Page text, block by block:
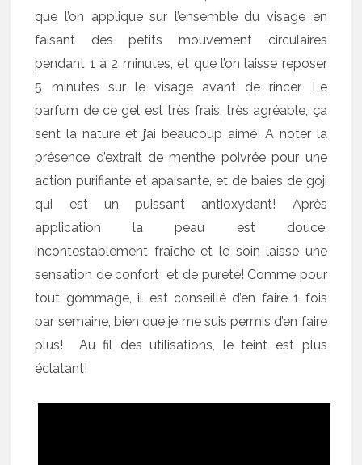
que l’on applique sur l’ensemble du visage en
faisant des petits mouvement circulaires
pendant 1 à 2 minutes, et que l’on laisse reposer
5 minutes sur le visage avant de rincer. Le
parfum de ce gel est très frais, très agréable, ça
sent la nature et j’ai beaucoup aimé! A noter la
présence d’extrait de menthe poivrée pour une
action purifiante et apaisante, et de baies de goji
qui est un puissant antioxydant! Après
application la peau est douce,
incontestablement fraîche et le soin laisse une
sensation de confort et de pureté! Comme pour
tout gommage, il est conseillé d’en faire 1 fois
par semaine, bien que je me suis permis d’en faire
plus! Au fil des utilisations, le teint est plus
éclatant!